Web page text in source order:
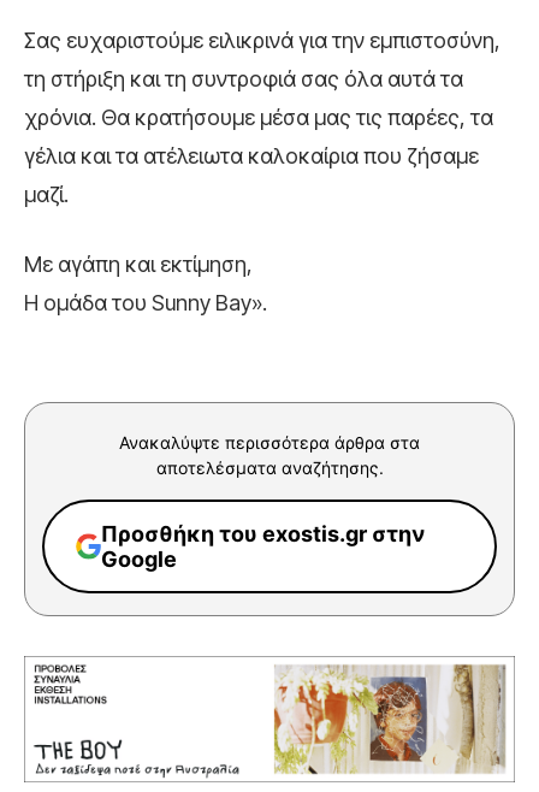
Σας ευχαριστούμε ειλικρινά για την εμπιστοσύνη,
τη στήριξη και τη συντροφιά σας όλα αυτά τα
χρόνια. Θα κρατήσουμε μέσα μας τις παρέες, τα
γέλια και τα ατέλειωτα καλοκαίρια που ζήσαμε
μαζί.
Με αγάπη και εκτίμηση,
Η ομάδα του Sunny Bay».
Ανακαλύψτε περισσότερα άρθρα στα
αποτελέσματα αναζήτησης.
Προσθήκη του exostis.gr στην
Google